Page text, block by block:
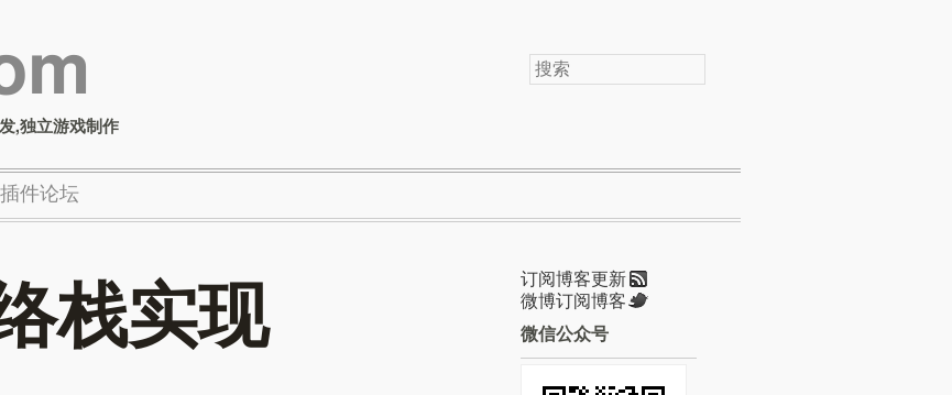
,独立游戏制作
件论坛
栈实现
订阅博客更新
微博订阅博客
微信公众号